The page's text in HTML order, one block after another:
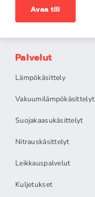
Avaa tili
Palvelut
Lämpökäsittely
Vakuumilämpökäsittelyt
Suojakaasukäsittelyt
Nitrauskäsittelyt
Leikkauspalvelut
Kuljetukset